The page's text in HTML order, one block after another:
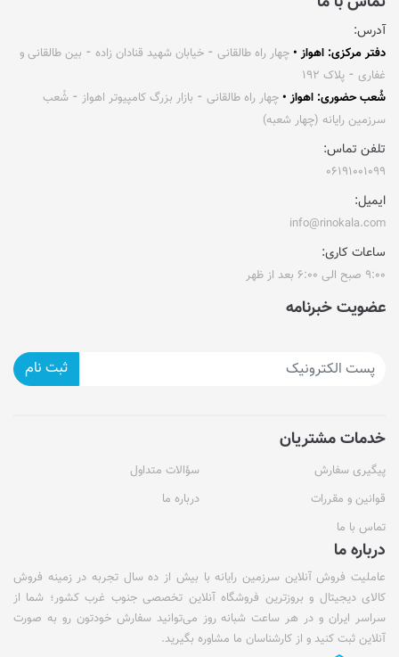
آدرس:
دفتر مرکزی: اهواز • چهار راه طالقانی ⁃ خیابان شهید قنادان زاده ⁃ بین طالقانی و
غفاری ⁃ پلاک ۱۹۲
شُعب حضوری: اهواز • چهار راه طالقانی ⁃ بازار بزرگ کامپیوتر اهواز ⁃ شُعب
سرزمین رایانه (چهار شعبه)
تلفن تماس:
۰۶۱۹۱۰۰۱۰۹۹
ایمیل:
info@rinokala.com
ساعات کاری:
۹:۰۰ صبح الی ۶:۰۰ بعد از ظهر
عضویت خبرنامه
ثبت نام
خدمات مشتریان
پیگیری سفارش
سؤالات متداول
قوانین و مقررات
درباره ما
تماس با ما
درباره ما
عاملیت فروش آنلاین سرزمین رایانه با بیش از ده سال تجربه در زمینه فروش
کالای دیجیتال و بروزترین فروشگاه آنلاین تخصصی جنوب غرب کشور؛ شما از
سراسر ایران و در هر ساعت شبانه روز می‌توانید سفارش خودتون رو به صورت
آنلاین ثبت کنید و از کارشناسان ما مشاوره بگیرید.